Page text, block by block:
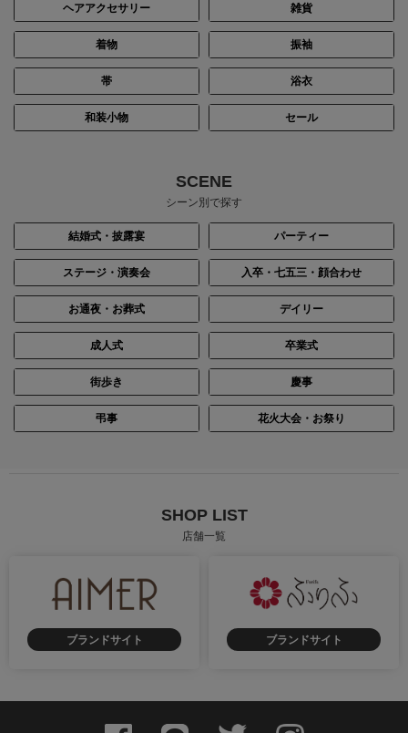
ヘアアクセサリー 雑貨
着物 振袖
帯 浴衣
和装小物 セール
SCENE
シーン別で探す
結婚式・披露宴 パーティー
ステージ・演奏会 入卒・七五三・顔合わせ
お通夜・お葬式 デイリー
成人式 卒業式
街歩き 慶事
弔事 花火大会・お祭り
SHOP LIST
店舗一覧
ブランドサイト ブランドサイト